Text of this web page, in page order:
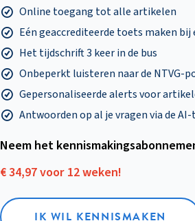
Online toegang tot alle artikelen
Eén geaccrediteerde toets maken
Het tijdschrift 3 keer in de bus
Onbeperkt luisteren naar de NTVG-
Gepersonaliseerde alerts voor
Antwoorden op al je vragen via de
Neem het
€ 34,97 voor 12 weken!
IK WIL KENNISMAKEN